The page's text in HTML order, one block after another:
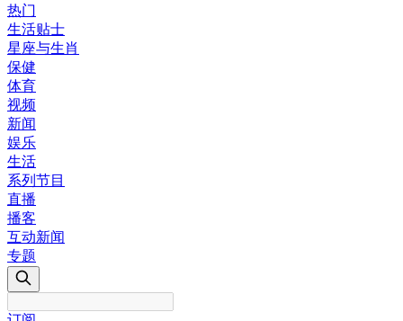
热门
生活贴士
星座与生肖
保健
体育
视频
新闻
娱乐
生活
系列节目
直播
播客
互动新闻
专题